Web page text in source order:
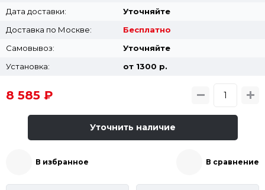
Дата доставки:
Уточняйте
Доставка по Москве:
Бесплатно
Самовывоз:
Уточняйте
Установка:
от 1300 p.
8 585 ₽
Уточнить наличие
В избранное В сравнение